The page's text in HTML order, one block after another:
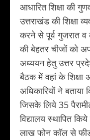
आधारित शिक्षा की
उत्तराखंड की शिक्षा
करने से पूर्व गुजरात व
की बेहतर चीजों को
अध्ययन हेतु उत्तर
बैठक में वहां के शिक्षा
अधिकारियों ने
जिसके लिये 35
विद्यालय स्थापित
लाख फोन कॉल से